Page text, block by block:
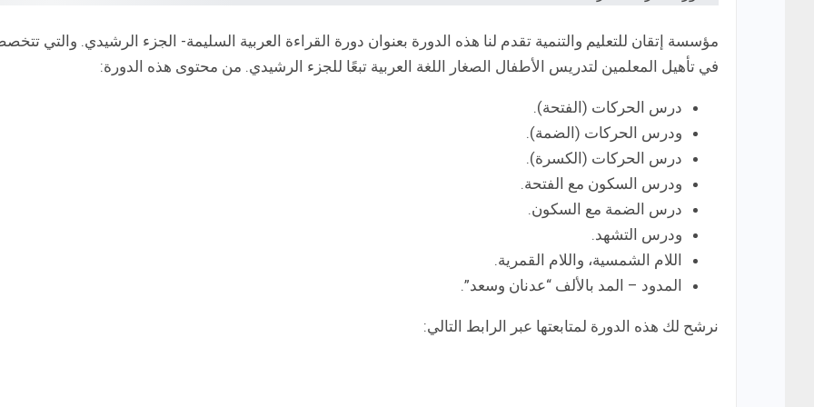
مؤسسة إتقان للتعليم والتنمية تقدم لنا هذه الدورة بعنوان دورة القراءة العربية السليمة- الجزء الرشيدي. والتي
في تأهيل المعلمين لتدريس الأطفال الصغار اللغة العربية تبعًا للجزء الرشيدي. من محتوى هذه الدورة:
درس الحركات (الفتحة).
ودرس الحركات (الضمة).
درس الحركات (الكسرة).
ودرس السكون مع الفتحة.
درس الضمة مع السكون.
ودرس التشهد.
اللام الشمسية، واللام القمرية.
المدود – المد بالألف “عدنان وسعد”.
نرشح لك هذه الدورة لمتابعتها عبر الرابط التالي: